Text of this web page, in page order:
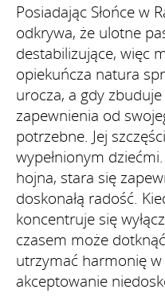
Posiadając Słońce w
odkrywa, że ulotne
destabilizujące, więc
opiekuńcza natura
urocza, a gdy
zapewnienia od
potrzebne. Jej
wypełnionym
hojna, stara się
doskonałą radość.
koncentruje się
czasem może
utrzymać harmonię
akceptowanie